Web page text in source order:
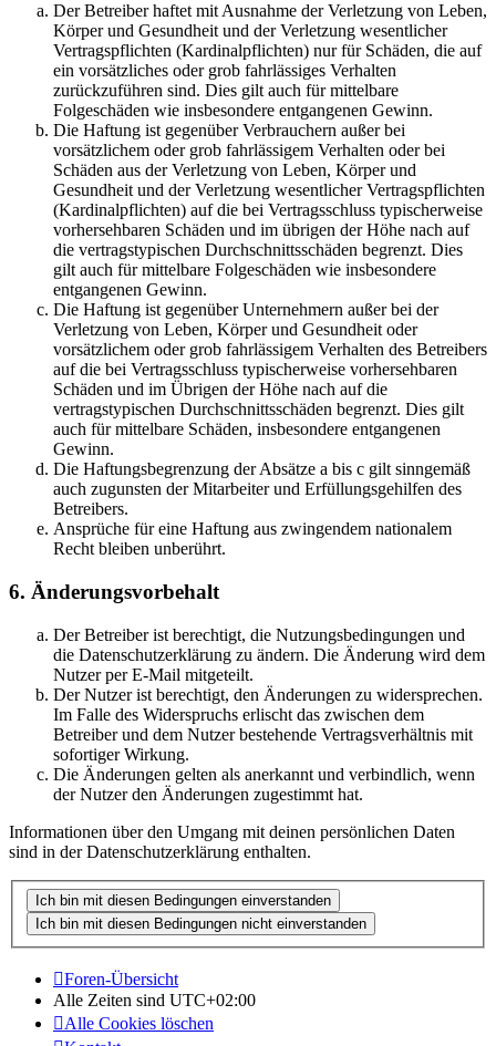
Der Betreiber haftet mit Ausnahme der Verletzung von Leben,
Körper und Gesundheit und der Verletzung wesentlicher
Vertragspflichten (Kardinalpflichten) nur für Schäden, die auf
ein vorsätzliches oder grob fahrlässiges Verhalten
zurückzuführen sind. Dies gilt auch für mittelbare
Folgeschäden wie insbesondere entgangenen Gewinn.
Die Haftung ist gegenüber Verbrauchern außer bei
vorsätzlichem oder grob fahrlässigem Verhalten oder bei
Schäden aus der Verletzung von Leben, Körper und
Gesundheit und der Verletzung wesentlicher Vertragspflichten
(Kardinalpflichten) auf die bei Vertragsschluss typischerweise
vorhersehbaren Schäden und im übrigen der Höhe nach auf
die vertragstypischen Durchschnittsschäden begrenzt. Dies
gilt auch für mittelbare Folgeschäden wie insbesondere
entgangenen Gewinn.
Die Haftung ist gegenüber Unternehmern außer bei der
Verletzung von Leben, Körper und Gesundheit oder
vorsätzlichem oder grob fahrlässigem Verhalten des Betreibers
auf die bei Vertragsschluss typischerweise vorhersehbaren
Schäden und im Übrigen der Höhe nach auf die
vertragstypischen Durchschnittsschäden begrenzt. Dies gilt
auch für mittelbare Schäden, insbesondere entgangenen
Gewinn.
Die Haftungsbegrenzung der Absätze a bis c gilt sinngemäß
auch zugunsten der Mitarbeiter und Erfüllungsgehilfen des
Betreibers.
Ansprüche für eine Haftung aus zwingendem nationalem
Recht bleiben unberührt.
6. Änderungsvorbehalt
Der Betreiber ist berechtigt, die Nutzungsbedingungen und
die Datenschutzerklärung zu ändern. Die Änderung wird dem
Nutzer per E-Mail mitgeteilt.
Der Nutzer ist berechtigt, den Änderungen zu widersprechen.
Im Falle des Widerspruchs erlischt das zwischen dem
Betreiber und dem Nutzer bestehende Vertragsverhältnis mit
sofortiger Wirkung.
Die Änderungen gelten als anerkannt und verbindlich, wenn
der Nutzer den Änderungen zugestimmt hat.
Informationen über den Umgang mit deinen persönlichen Daten
sind in der Datenschutzerklärung enthalten.
Foren-Übersicht
Alle Zeiten sind UTC+02:00
Alle Cookies löschen